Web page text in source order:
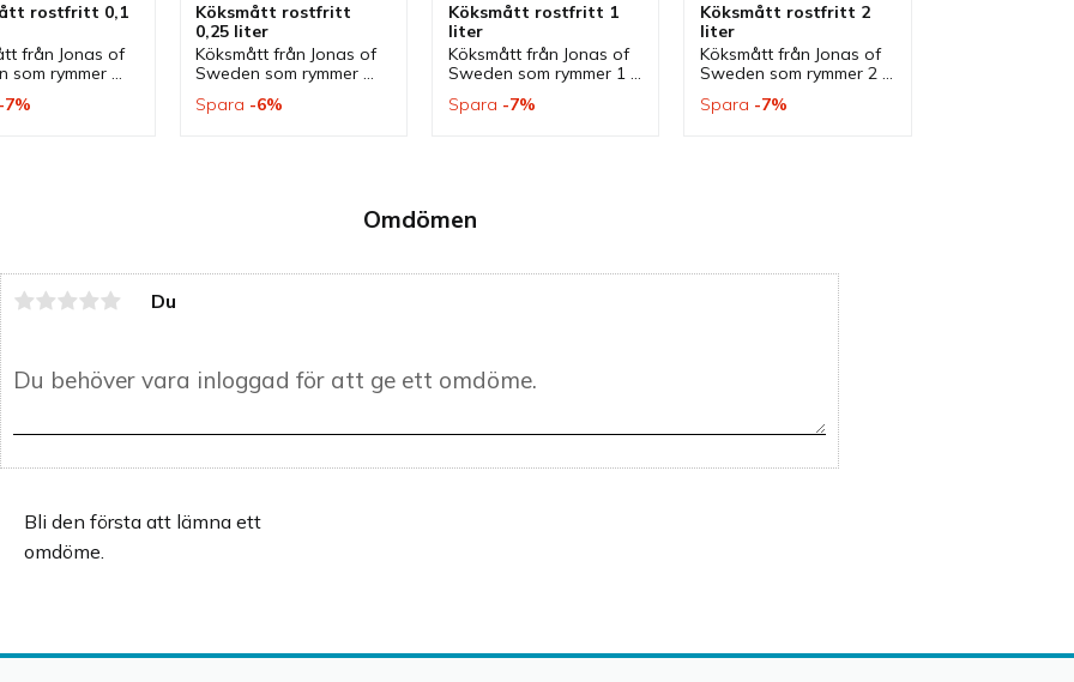
Omdömen
Du
Bli den första att lämna ett
omdöme.
rostfritt 0,1
från Jonas of
som rymmer
Ett
7%
Köksmått rostfritt
0,25 liter
Köksmått från Jonas of
Sweden som rymmer
rostfritt stål. Ett
Spara 6%
Köksmått rostfritt 1
liter
Köksmått från Jonas of
Sweden som rymmer 1
stål. Ett köksmått som
Spara 7%
Köksmått rostfritt 2
liter
Köksmått från Jonas of
Sweden som rymmer 2
stål. Ett köksmått som
Spara 7%